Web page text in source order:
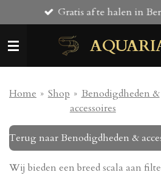
direct
naar
Gratis af te halen in
Home » Shop » Benodigdheden &
accessoires
Terug naarBenodigdheden &
Wij bieden een breed scala aan